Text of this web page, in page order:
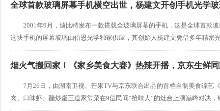
全球首款玻璃屏幕手机横空出世，杨建文开创手机光学
2001年9月，迪比特发布一款搭载全玻璃屏幕的手机，这是全球首款
这块手机的屏幕玻璃由伯恩光学独家供应，其创始人杨建文凭借多年精密
烟火气搬回家！《家乡美食大赛》热辣开播，京东生鲜
7月26日，由湖南卫视、芒果TV与京东联合出品的首档自制美食综
肉、口味虾、醋炒蛋三道家常菜在9位民间“抢味人”的灶台上演巅峰对决